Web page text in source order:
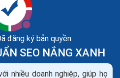
đăng ký bản quyền.
SEO NẮNG XANH
nhiều doanh nghiệp, giúp họ